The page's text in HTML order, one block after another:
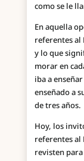
como se le
En aquella
referentes al
y lo que
morar en
iba a
enseñado a
de tres años.
Hoy, los
referentes al
revisten